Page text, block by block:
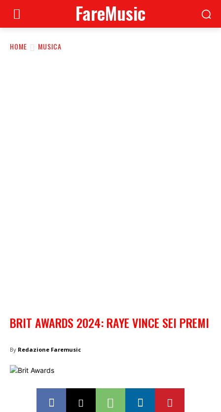
FareMusic
HOME MUSICA
BRIT AWARDS 2024: RAYE VINCE SEI PREMI
By Redazione Faremusic